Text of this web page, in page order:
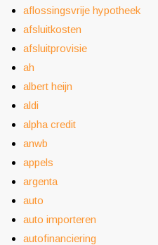
aflossingsvrije hypotheek
afsluitkosten
afsluitprovisie
ah
albert heijn
aldi
alpha credit
anwb
appels
argenta
auto
auto importeren
autofinanciering